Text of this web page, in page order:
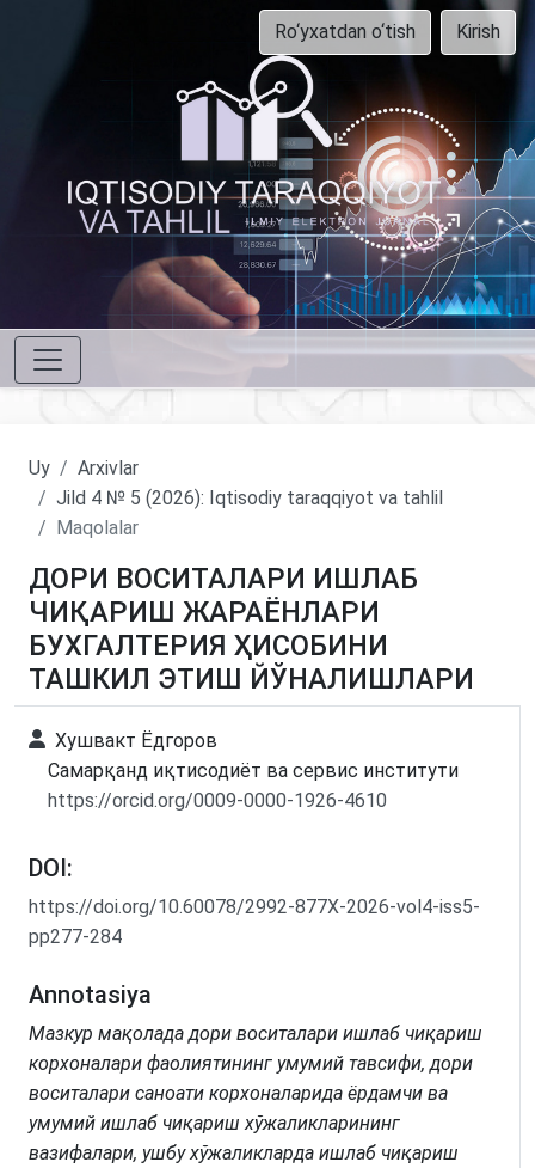
Ro‘yxatdan o‘tish Kirish
Uy
Arxivlar
Jild 4 № 5 (2026): Iqtisodiy taraqqiyot va tahlil
Maqolalar
ДОРИ ВОСИТАЛАРИ ИШЛАБ
ЧИҚАРИШ ЖАРАЁНЛАРИ
БУХГАЛТЕРИЯ ҲИСОБИНИ
ТАШКИЛ ЭТИШ ЙЎНАЛИШЛАРИ
Хушвакт Ёдгоров
Самарқанд иқтисодиёт ва сервис институти
https://orcid.org/0009-0000-1926-4610
DOI:
https://doi.org/10.60078/2992-877X-2026-vol4-iss5-
pp277-284
Annotasiya
Мазкур мақолада дори воситалари ишлаб чиқариш
корхоналари фаолиятининг умумий тавсифи, дори
воситалари саноати корхоналарида ёрдамчи ва
умумий ишлаб чиқариш хўжаликларининг
вазифалари, ушбу хўжаликларда ишлаб чиқариш